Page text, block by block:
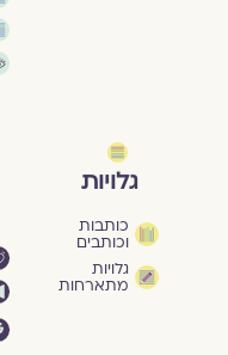
גלויות
כותבות
וכותבים
גלויות
מתארחות